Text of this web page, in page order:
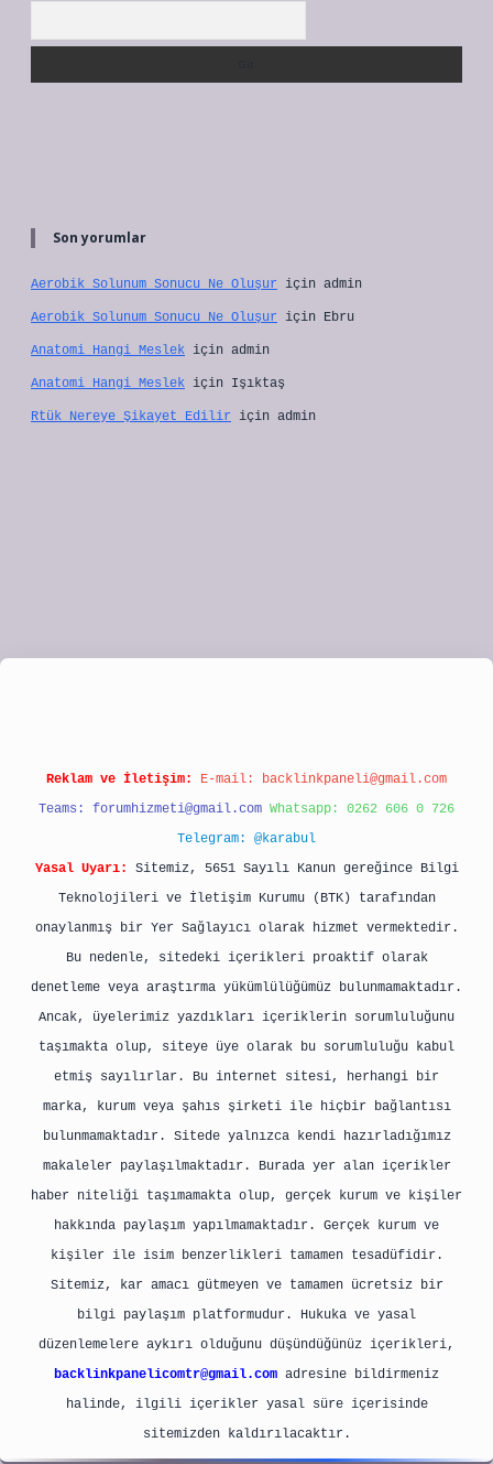
Son yorumlar
Aerobik Solunum Sonucu Ne Oluşur için admin
Aerobik Solunum Sonucu Ne Oluşur için Ebru
Anatomi Hangi Meslek için admin
Anatomi Hangi Meslek için Işıktaş
Rtük Nereye Şikayet Edilir için admin
Reklam ve İletişim: E-mail: backlinkpaneli@gmail.com
Teams: forumhizmeti@gmail.com Whatsapp: 0262 606 0 726
Telegram: @karabul
Yasal Uyarı:
Sitemiz, 5651 Sayılı Kanun gereğince Bilgi
Teknolojileri ve İletişim Kurumu (BTK) tarafından
onaylanmış bir Yer Sağlayıcı olarak hizmet vermektedir.
Bu nedenle, sitedeki içerikleri proaktif olarak
denetleme veya araştırma yükümlülüğümüz bulunmamaktadır.
Ancak, üyelerimiz yazdıkları içeriklerin sorumluluğunu
taşımakta olup, siteye üye olarak bu sorumluluğu kabul
etmiş sayılırlar. Bu internet sitesi, herhangi bir
marka, kurum veya şahıs şirketi ile hiçbir bağlantısı
bulunmamaktadır. Sitede yalnızca kendi hazırladığımız
makaleler paylaşılmaktadır. Burada yer alan içerikler
haber niteliği taşımamakta olup, gerçek kurum ve kişiler
hakkında paylaşım yapılmamaktadır. Gerçek kurum ve
kişiler ile isim benzerlikleri tamamen tesadüfidir.
Sitemiz, kar amacı gütmeyen ve tamamen ücretsiz bir
bilgi paylaşım platformudur. Hukuka ve yasal
düzenlemelere aykırı olduğunu düşündüğünüz içerikleri,
backlinkpanelicomtr@gmail.com adresine bildirmeniz
halinde, ilgili içerikler yasal süre içerisinde
sitemizden kaldırılacaktır.